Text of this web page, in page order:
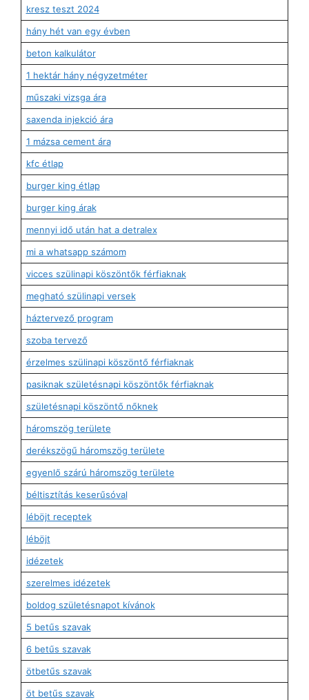
kresz teszt 2024
hány hét van egy évben
beton kalkulátor
1 hektár hány négyzetméter
műszaki vizsga ára
saxenda injekció ára
1 mázsa cement ára
kfc étlap
burger king étlap
burger king árak
mennyi idő után hat a detralex
mi a whatsapp számom
vicces szülinapi köszöntők férfiaknak
megható szülinapi versek
háztervező program
szoba tervező
érzelmes szülinapi köszöntő férfiaknak
pasiknak születésnapi köszöntők férfiaknak
születésnapi köszöntő nőknek
háromszög területe
derékszögű háromszög területe
egyenlő szárú háromszög területe
béltisztítás keserűsóval
léböjt receptek
léböjt
idézetek
szerelmes idézetek
boldog születésnapot kívánok
5 betűs szavak
6 betűs szavak
ötbetűs szavak
öt betűs szavak